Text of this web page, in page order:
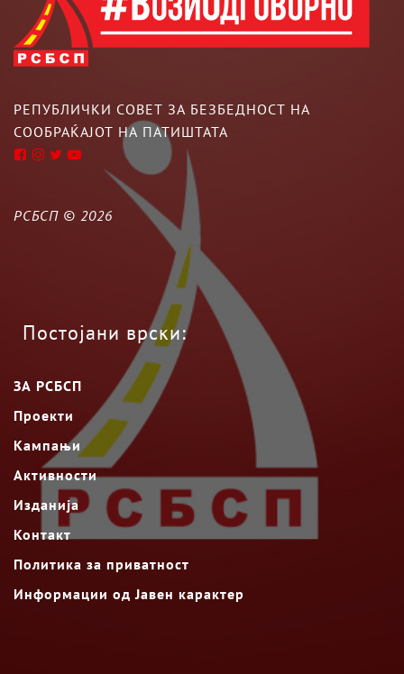
РЕПУБЛИЧКИ СОВЕТ ЗА БЕЗБЕДНОСТ НА
СООБРАЌАЈОТ НА ПАТИШТАТА
РСБСП © 2026
Постојани врски:
ЗА РСБСП
Проекти
Кампањи
Активности
Изданија
Контакт
Политика за приватност
Информации од Јавен карактер